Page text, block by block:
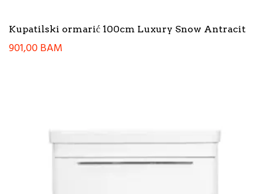
Kupatilski ormarić 100cm Luxury Snow Antracit
901,00BAM